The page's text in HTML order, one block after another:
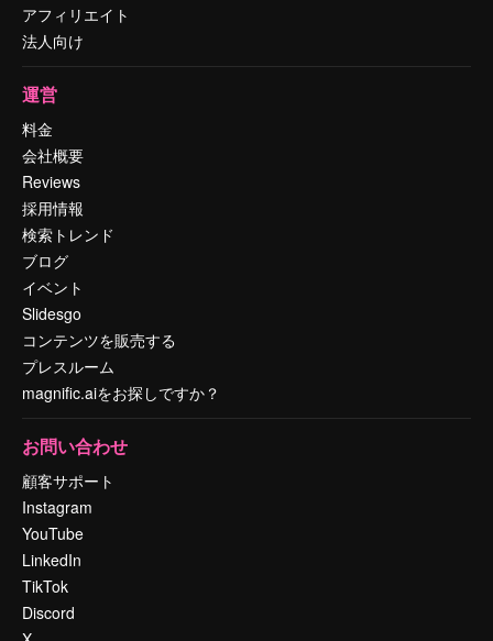
アフィリエイト
法人向け
運営
料金
会社概要
Reviews
採用情報
検索トレンド
ブログ
イベント
Slidesgo
コンテンツを販売する
プレスルーム
magnific.aiをお探しですか？
お問い合わせ
顧客サポート
Instagram
YouTube
LinkedIn
TikTok
Discord